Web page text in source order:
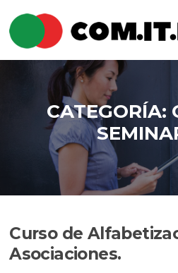
contenido
CATEGORÍA:
Curso de
Asociaciones.